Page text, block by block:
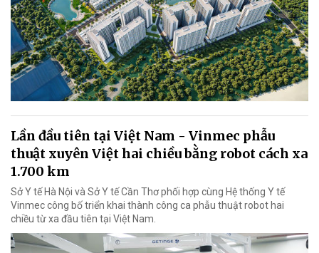
Lần đầu tiên tại Việt Nam - Vinmec phẫu
thuật xuyên Việt hai chiều bằng robot cách xa
1.700 km
Sở Y tế Hà Nội và Sở Y tế Cần Thơ phối hợp cùng Hệ thống Y tế
Vinmec công bố triển khai thành công ca phẫu thuật robot hai
chiều từ xa đầu tiên tại Việt Nam.